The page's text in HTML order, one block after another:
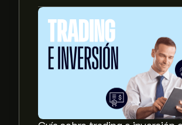
El precio actual de las
El precio medio objetivo para
eToro para conocer los